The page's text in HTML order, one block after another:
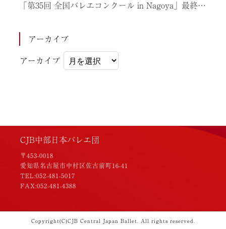
「第35回 全国バレエコンクール in Nagoya」最終結果のお知らせ情報
アーカイブ
アーカイブ
CJB中部日本バレエ団
〒453-0018
愛知県名古屋市中村区佐古前町16-41
TEL:052-481-5017
FAX:052-481-4388
Copyright(C)CJB Central Japan Ballet. All rights reserved.